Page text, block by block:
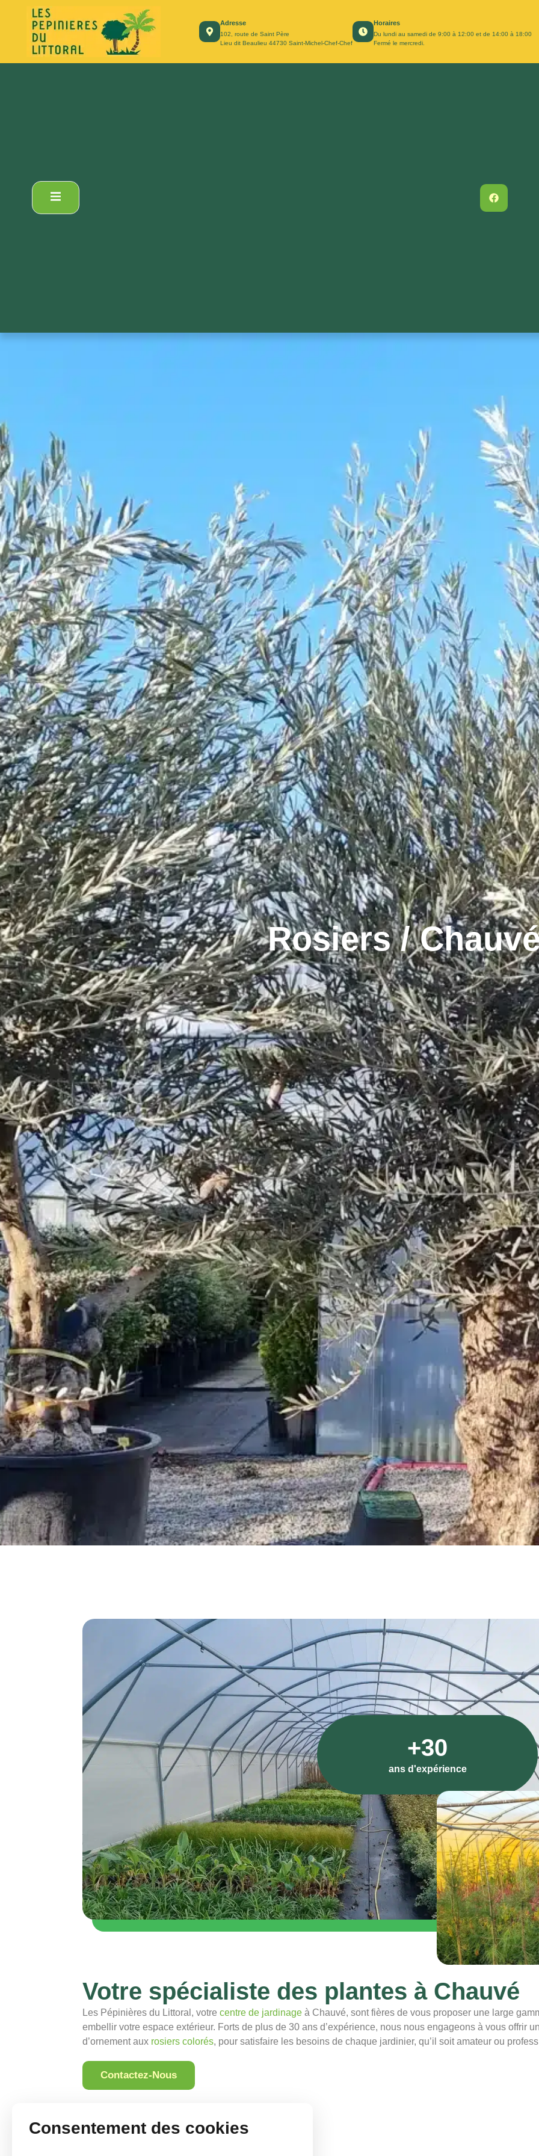
principal
Adresse
102, route de Saint Père
Lieu dit Beaulieu 44730 Saint-Michel-Chef-Chef
Horaires
Du lundi au samedi de 9:00 à 12:00 et de 14:00 à 18:00
Fermé le mercredi.
Rosiers /
+30
ans d'expérience
Votre spécialiste des plantes à Chauvé
Les Pépinières du Littoral, votre centre de jardinageà Chauvé, sont fières de vous proposer une large
embellir votre espace extérieur. Forts de plus de 30 ans d’expérience, nous nous engageons à vous offrir
d’ornement aux rosiers colorés, pour satisfaire les besoins de chaque jardinier, qu’il soit amateur ou
Contactez-Nous
Consentement des cookies